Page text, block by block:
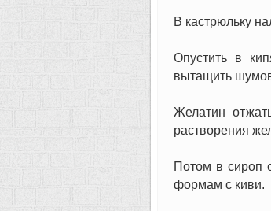
В кастрюльку
Опустить в
вытащить
Желатин
растворения
Потом в сироп
формам с киви.